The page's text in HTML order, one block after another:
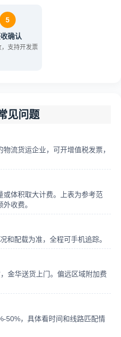
5
确认
，支持开发票
见问题
流货运企业，可开增值税发票，
体积取大计费。上表为参考范
收费。
和配载为准，全程可手机追踪。
金华送货上门。偏远区域附加费
50%，具体看时间和线路匹配情